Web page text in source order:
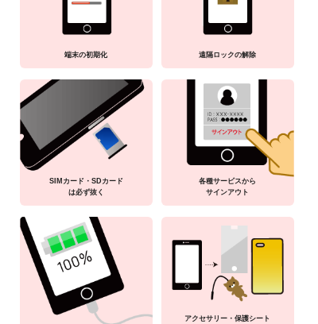
端末の初期化 遠隔ロックの解除
SIMカード・SDカード
は必ず抜く
各種サービスから
サインアウト
アクセサリー・保護シート